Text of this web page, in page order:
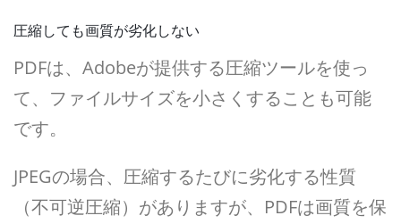
圧縮しても画質が劣化しない
PDFは、Adobeが提供する圧縮ツールを使っ
て、ファイルサイズを小さくすることも可能
です。
JPEGの場合、圧縮するたびに劣化する性質
（不可逆圧縮）がありますが、PDFは画質を保